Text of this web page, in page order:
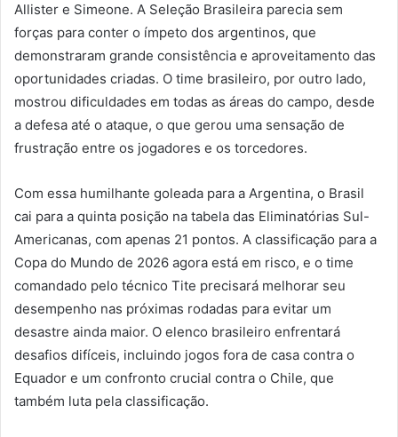
Allister e Simeone. A Seleção Brasileira parecia sem
forças para conter o ímpeto dos argentinos, que
demonstraram grande consistência e aproveitamento das
oportunidades criadas. O time brasileiro, por outro lado,
mostrou dificuldades em todas as áreas do campo, desde
a defesa até o ataque, o que gerou uma sensação de
frustração entre os jogadores e os torcedores.
Com essa humilhante goleada para a Argentina, o Brasil
cai para a quinta posição na tabela das Eliminatórias Sul-
Americanas, com apenas 21 pontos. A classificação para a
Copa do Mundo de 2026 agora está em risco, e o time
comandado pelo técnico Tite precisará melhorar seu
desempenho nas próximas rodadas para evitar um
desastre ainda maior. O elenco brasileiro enfrentará
desafios difíceis, incluindo jogos fora de casa contra o
Equador e um confronto crucial contra o Chile, que
também luta pela classificação.